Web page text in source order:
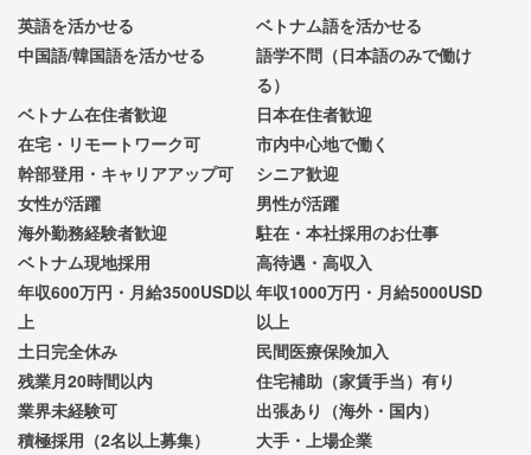
英語を活かせる
ベトナム語を活かせる
中国語/韓国語を活かせる
語学不問（日本語のみで働け
る）
ベトナム在住者歓迎
日本在住者歓迎
在宅・リモートワーク可
市内中心地で働く
幹部登用・キャリアアップ可
シニア歓迎
女性が活躍
男性が活躍
海外勤務経験者歓迎
駐在・本社採用のお仕事
ベトナム現地採用
高待遇・高収入
年収600万円・月給3500USD以
上
年収1000万円・月給5000USD
以上
土日完全休み
民間医療保険加入
残業月20時間以内
住宅補助（家賃手当）有り
業界未経験可
出張あり（海外・国内）
積極採用（2名以上募集）
大手・上場企業